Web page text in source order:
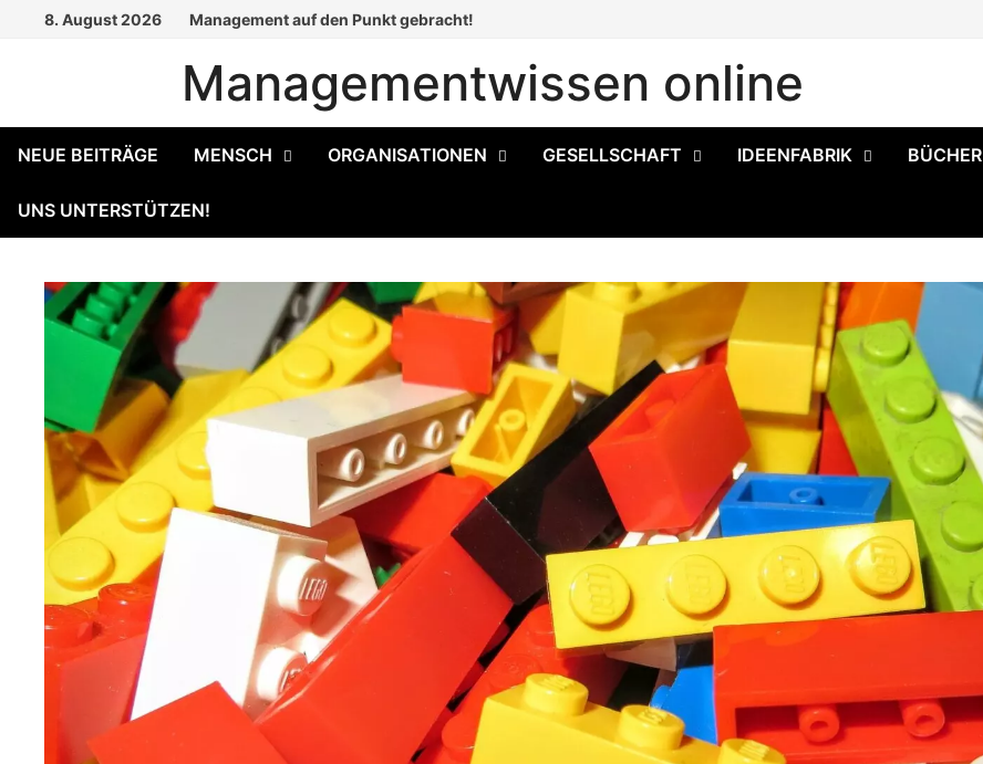
8. August 2026 Management auf den Punkt gebracht!
Managementwissen online
NEUE BEITRÄGE MENSCH ORGANISATIONEN GESELLSCHAFT IDEENFABRIK BÜCHER
UNS UNTERSTÜTZEN!